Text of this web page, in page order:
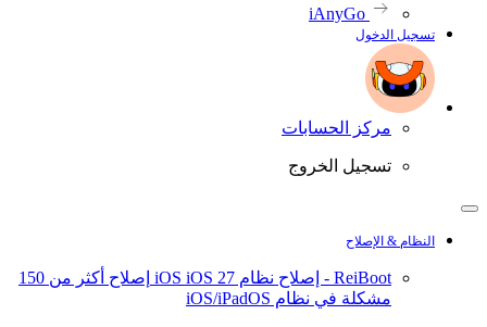
iAnyGo
تسجيل الدخول
مركز الحسابات
تسجيل الخروج
النظام & الإصلاح
ReiBoot - إصلاح نظام iOS iOS 27
إصلاح أكثر من 150
مشكلة في نظام iOS/iPadOS